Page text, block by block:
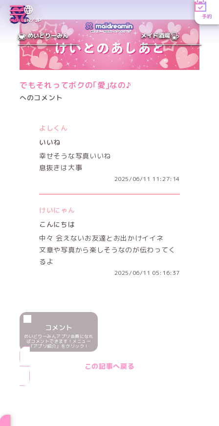
MENUEN／JP
予約
めいどりーみん メイド酒場
でもそれってボクの｢愛｣なの♪
へのコメント
よしくん
いいね
幸せそうな写真いいね
息抜きは大事
2025/06/11 11:27:14
けいにゃん
こんにちは
中々 会えないお友達とお出かけイイネ
文章や写真から楽しそうなのが伝わってく
るよ
2025/06/11 05:16:37
コメント
めいどりーみんアプリ会員になれ
ばコメントできます！メニュー
「アプリ紹介」をクリック！
この記事へ戻る